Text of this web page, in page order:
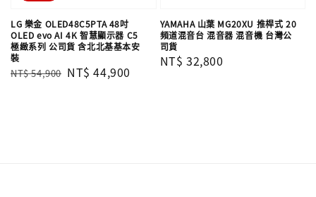
LG 樂金 OLED48C5PTA 48吋
OLED evo AI 4K 智慧顯示器 C5
極緻系列 公司貨 含北北基基本安
裝
Regular
NT$ 54,900 Sale
NT$ 44,900
YAMAHA 山葉 MG20XU 推桿式 20
頻道混音台 混音器 混音機 台灣公
司貨
Regular
NT$ 32,800